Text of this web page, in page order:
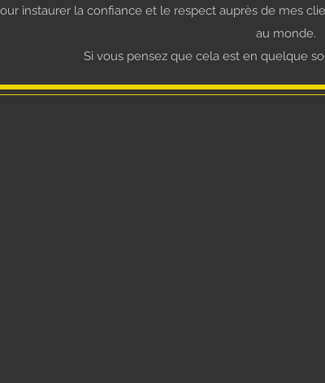
instaurer la confiance et le respect auprès de mes
au monde.
Si vous pensez que cela est en quelque